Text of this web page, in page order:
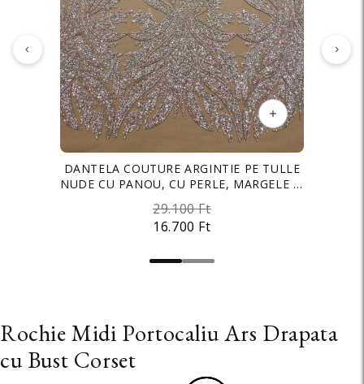
DANTELA COUTURE ARGINTIE PE TULLE
NUDE CU PANOU, CU PERLE, MARGELE SI
16.700 Ft
29.100 Ft
TAFTA ELASTICA PREMIUM SIDEFATA
NUDE
2.700 Ft
3.500 Ft
Rochie Midi Portocaliu Ars Drapata
cu Bust Corset